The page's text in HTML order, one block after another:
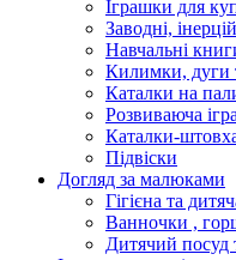
Іграшки для
Заводні,
Навчальні
Килимки, дуги
Каталки на
Розвиваюча
Каталки-
Підвіски
Догляд за малюками
Гігієна та
Ванночки ,
Дитячий посуд